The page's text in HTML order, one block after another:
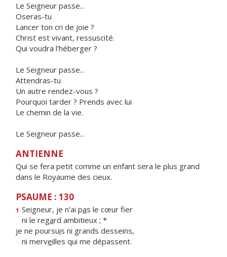
Le Seigneur passe...
Oseras-tu
Lancer ton cri de joie ?
Christ est vivant, ressuscité.
Qui voudra l'héberger ?
Le Seigneur passe...
Attendras-tu
Un autre rendez-vous ?
Pourquoi tarder ? Prends avec lui
Le chemin de la vie.
Le Seigneur passe...
ANTIENNE
Qui se fera petit comme un enfant sera le plus grand
dans le Royaume des cieux.
PSAUME : 130
1 Seigneur, je n’ai pas le cœur fier
ni le regard ambitieux ; *
je ne poursuis ni grands desseins,
ni merveilles qui me dépassent.